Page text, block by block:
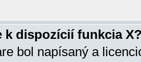
k dispozícií funkcia
bol napísaný a